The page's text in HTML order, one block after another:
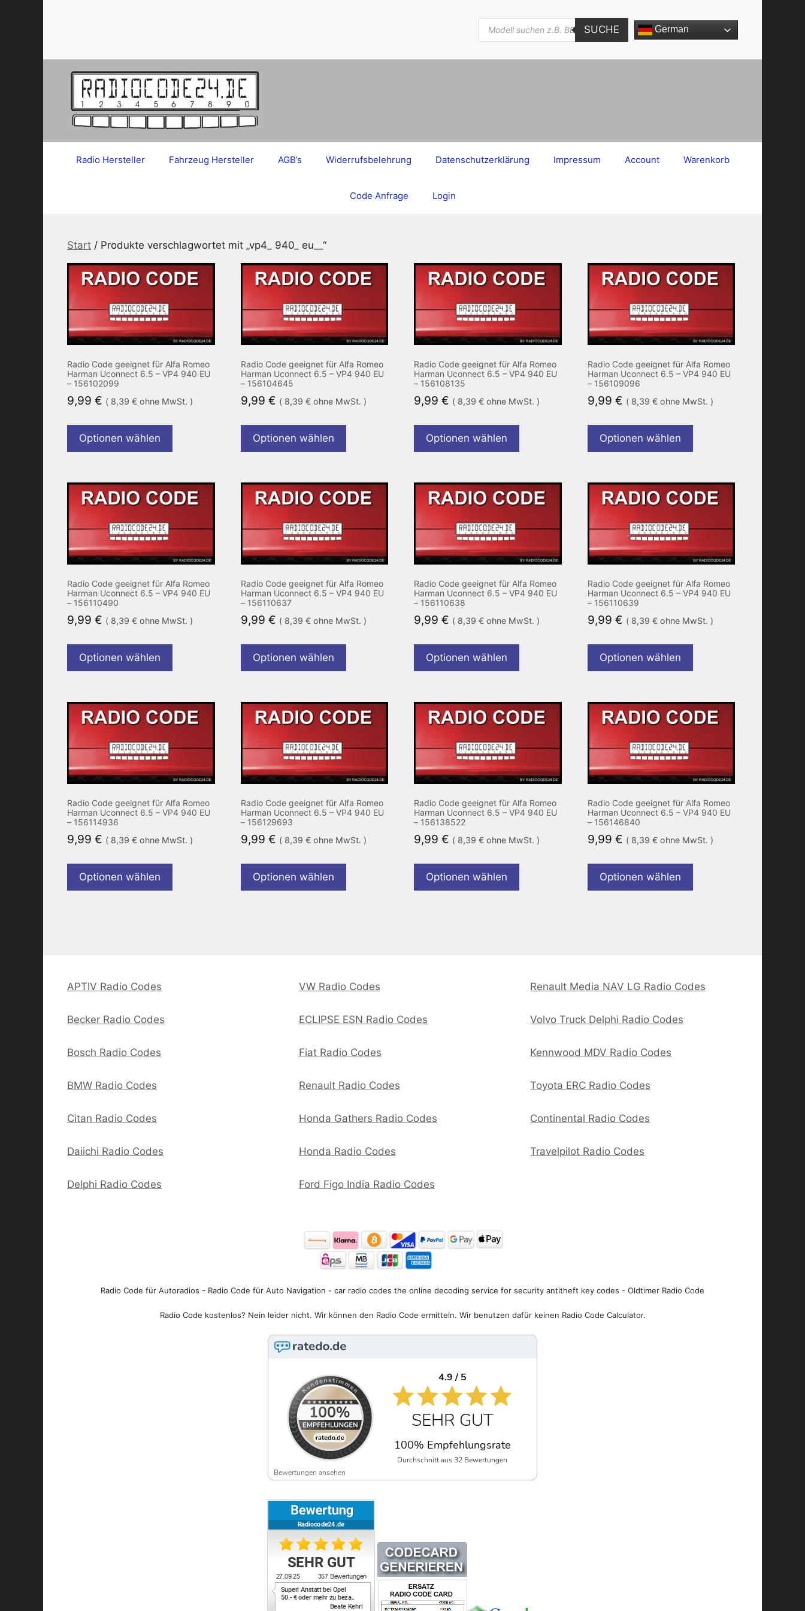
Products
search
SUCHE German
Radio Hersteller Fahrzeug Hersteller AGB’s Widerrufsbelehrung Datenschutzerklärung Impressum Account Warenkorb
Code Anfrage Login
Start / Produkte verschlagwortet mit „vp4_ 940_ eu__“
Radio Code geeignet für Alfa Romeo
Harman Uconnect 6.5 – VP4 940 EU
– 156102099
9,99 € ( 8,39 € ohne MwSt. )
Optionen wählen
Radio Code geeignet für Alfa Romeo
Harman Uconnect 6.5 – VP4 940 EU
– 156104645
9,99 € ( 8,39 €ohne MwSt. )
Optionen wählen
Radio Code geeignet für Alfa Romeo
Harman Uconnect 6.5 – VP4 940 EU
– 156108135
9,99 € ( 8,39 € ohne MwSt. )
Optionen wählen
Radio Code geeignet für Alfa Romeo
Harman Uconnect 6.5 – VP4 940 EU
– 156109096
9,99 € ( 8,39 €ohne MwSt. )
Optionen wählen
Radio Code geeignet für Alfa Romeo
Harman Uconnect 6.5 – VP4 940 EU
– 156110490
9,99 € ( 8,39 € ohne MwSt. )
Optionen wählen
Radio Code geeignet für Alfa Romeo
Harman Uconnect 6.5 – VP4 940 EU
– 156110637
9,99 € ( 8,39 €ohne MwSt. )
Optionen wählen
Radio Code geeignet für Alfa Romeo
Harman Uconnect 6.5 – VP4 940 EU
– 156110638
9,99 € ( 8,39 € ohne MwSt. )
Optionen wählen
Radio Code geeignet für Alfa Romeo
Harman Uconnect 6.5 – VP4 940 EU
– 156110639
9,99 € ( 8,39 €ohne MwSt. )
Optionen wählen
Radio Code geeignet für Alfa Romeo
Harman Uconnect 6.5 – VP4 940 EU
– 156114936
9,99 € ( 8,39 € ohne MwSt. )
Optionen wählen
Radio Code geeignet für Alfa Romeo
Harman Uconnect 6.5 – VP4 940 EU
– 156129693
9,99 € ( 8,39 €ohne MwSt. )
Optionen wählen
Radio Code geeignet für Alfa Romeo
Harman Uconnect 6.5 – VP4 940 EU
– 156138522
9,99 € ( 8,39 € ohne MwSt. )
Optionen wählen
Radio Code geeignet für Alfa Romeo
Harman Uconnect 6.5 – VP4 940 EU
– 156146840
9,99 € ( 8,39 €ohne MwSt. )
Optionen wählen
APTIV Radio Codes
Becker Radio Codes
Bosch Radio Codes
BMW Radio Codes
Citan Radio Codes
Daiichi Radio Codes
Delphi Radio Codes
VW Radio Codes
ECLIPSE ESN Radio Codes
Fiat Radio Codes
Renault Radio Codes
Honda Gathers Radio Codes
Honda Radio Codes
Ford Figo India Radio Codes
Renault Media NAV LG Radio Codes
Volvo Truck Delphi Radio Codes
Kennwood MDV Radio Codes
Toyota ERC Radio Codes
Continental Radio Codes
Travelpilot Radio Codes
Radio Code für Autoradios - Radio Code für Auto Navigation - car radio codes the online decoding service for security antitheft key codes - Oldtimer Radio Code
Radio Code kostenlos? Nein leider nicht. Wir können den Radio Code ermitteln. Wir benutzen dafür keinen Radio Code Calculator.
4.9 / 5
SEHR GUT
100% Empfehlungsrate
Durchschnitt aus 32 Bewertungen
Bewertungen ansehen